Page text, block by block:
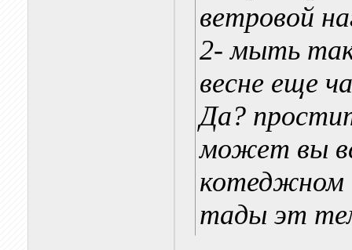
ветровой
2- мыть
весне еще
Да?
может вы
котеджном
тады эт